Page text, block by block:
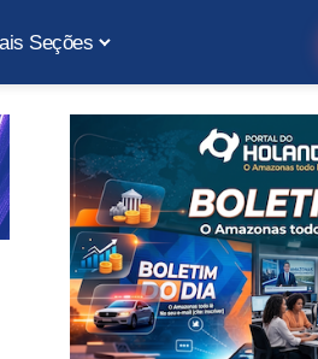
Seções